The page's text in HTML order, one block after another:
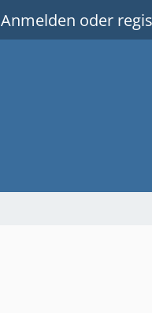
Anmelden oder